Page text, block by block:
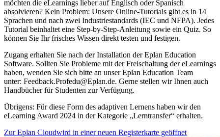
möchten die eLearnings lieber auf Englisch oder Spanisch
absolvieren? Kein Problem: Unsere Online-Tutorials gibt es in 14
Sprachen und nach zwei Industriestandards (IEC und NFPA). Jedes
Tutorial beinhaltet eine Step-by-Step-Anleitung sowie ein Quiz. So
können Sie Ihr frisches Wissen direkt testen und festigen.
Zugang erhalten Sie nach der Installation der Eplan Education
Software. Sollten Sie Probleme mit der Freischaltung der eLearnings
haben, wenden Sie sich bitte an unser Eplan Education Team
unter: Feedback.Profedu@Eplan.de. Gerne stellen wir Ihnen auch
Handbücher für Studenten zur Verfügung.
Übrigens: Für diese Form des adaptiven Lernens haben wir den
eLearning Award 2024 in der Kategorie „Lerntransfer“ erhalten.
Zur Eplan Cloudwird in einer neuen Registerkarte geöffnet